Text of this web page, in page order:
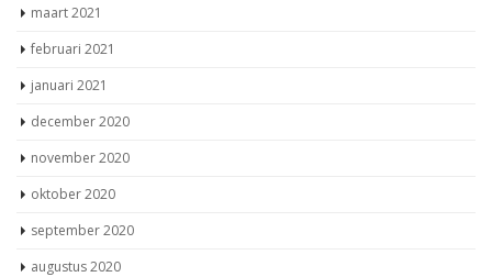
maart 2021
februari 2021
januari 2021
december 2020
november 2020
oktober 2020
september 2020
augustus 2020